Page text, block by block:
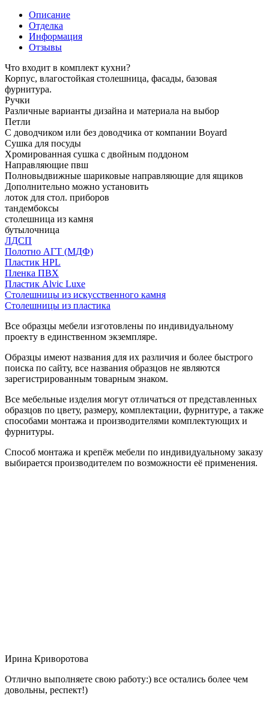
Описание
Отделка
Информация
Отзывы
Что входит в комплект кухни?
Корпус, влагостойкая столешница, фасады, базовая
фурнитура.
Ручки
Различные варианты дизайна и материала на выбор
Петли
С доводчиком или без доводчика от компании Boyard
Сушка для посуды
Хромированная сушка с двойным поддоном
Направляющие пвш
Полновыдвижные шариковые направляющие для ящиков
Дополнительно можно установить
лоток для стол. приборов
тандембоксы
столешница из камня
бутылочница
ЛДСП
Полотно АГТ (МДФ)
Пластик HPL
Пленка ПВХ
Пластик Alvic Luxe
Столешницы из искусственного камня
Столешницы из пластика
Все образцы мебели изготовлены по индивидуальному
проекту в единственном экземпляре.
Образцы имеют названия для их различия и более быстрого
поиска по сайту, все названия образцов не являются
зарегистрированным товарным знаком.
Все мебельные изделия могут отличаться от представленных
образцов по цвету, размеру, комплектации, фурнитуре, а также
способами монтажа и производителями комплектующих и
фурнитуры.
Способ монтажа и крепёж мебели по индивидуальному заказу
выбирается производителем по возможности её применения.
Ирина Криворотова
Отлично выполняете свою работу:) все остались более чем
довольны, респект!)